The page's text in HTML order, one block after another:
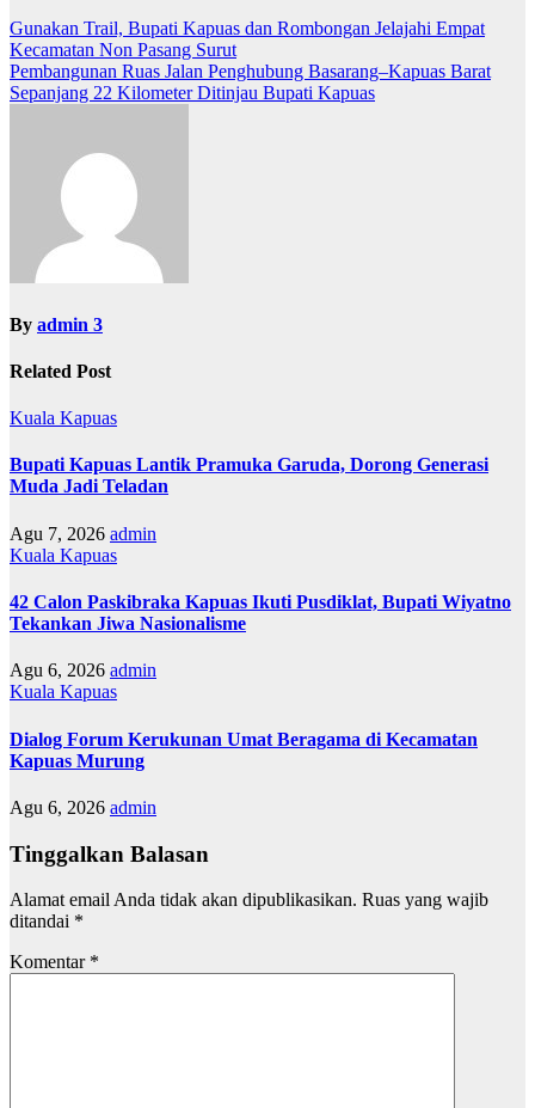
Navigasi
pos
Gunakan Trail, Bupati Kapuas dan Rombongan Jelajahi Empat
Kecamatan Non Pasang Surut
Pembangunan Ruas Jalan Penghubung Basarang–Kapuas Barat
Sepanjang 22 Kilometer Ditinjau Bupati Kapuas
By admin 3
Related Post
Kuala Kapuas
Bupati Kapuas Lantik Pramuka Garuda, Dorong Generasi
Muda Jadi Teladan
Agu 7, 2026 admin
Kuala Kapuas
42 Calon Paskibraka Kapuas Ikuti Pusdiklat, Bupati Wiyatno
Tekankan Jiwa Nasionalisme
Agu 6, 2026 admin
Kuala Kapuas
Dialog Forum Kerukunan Umat Beragama di Kecamatan
Kapuas Murung
Agu 6, 2026 admin
Tinggalkan Balasan
Alamat email Anda tidak akan dipublikasikan. Ruas yang wajib
ditandai *
Komentar *